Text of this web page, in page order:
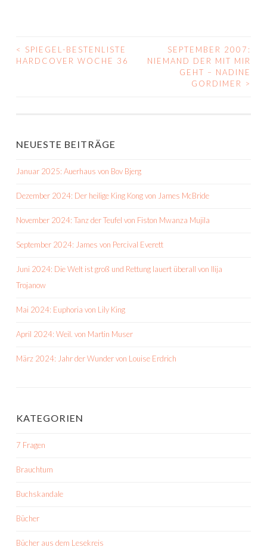
BEITRAGS-
<
SPIEGEL-BESTENLISTE
HARDCOVER WOCHE 36
SEPTEMBER 2007:
NIEMAND DER MIT MIR
GEHT – NADINE
GORDIMER
>
NEUESTE BEITRÄGE
Januar 2025: Auerhaus von Bov Bjerg
Dezember 2024: Der heilige King Kong von James McBride
November 2024: Tanz der Teufel von Fiston Mwanza Mujila
September 2024: James von Percival Everett
Juni 2024: Die Welt ist groß und Rettung lauert überall von Ilija
Trojanow
Mai 2024: Euphoria von Lily King
April 2024: Weil. von Martin Muser
März 2024: Jahr der Wunder von Louise Erdrich
KATEGORIEN
7 Fragen
Brauchtum
Buchskandale
Bücher
Bücher aus dem Lesekreis